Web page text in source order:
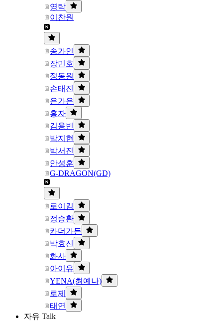
영탁
이찬원
송가인
장민호
정동원
손태진
은가은
홍자
김용빈
박지현
박서진
안성훈
G-DRAGON(GD)
로이킴
정승환
카더가든
박효신
화사
아이유
YENA(최예나)
로제
태연
자유 Talk